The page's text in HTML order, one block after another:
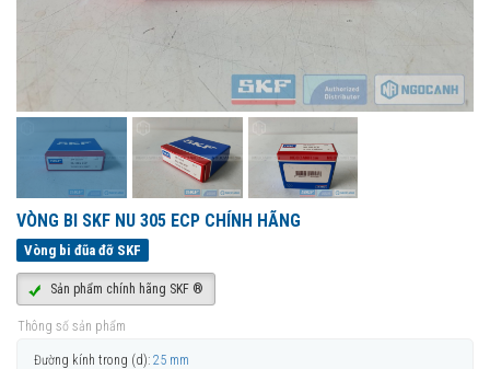
VÒNG BI SKF NU 305 ECP CHÍNH HÃNG
Vòng bi đũa đỡ SKF
Sản phẩm chính hãng SKF ®
Thông số sản phẩm
Đường kính trong (d): 25 mm